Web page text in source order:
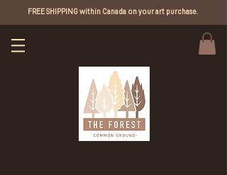
FREE SHIPPING within Canada on your art purchase.